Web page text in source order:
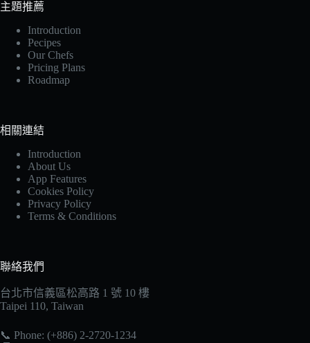
主題推薦
Introduction
Pecipes
Our Chefs
Pricing Plans
Roadmap
相關連結
Introduction
About Us
App Features
Cookies Policy
Privacy Policy
Terms & Conditions
聯絡我們
台北市信義區松高路 1 號 10 樓
Taipei 110, Taiwan
📞 Phone: (+886) 2-2720-1234